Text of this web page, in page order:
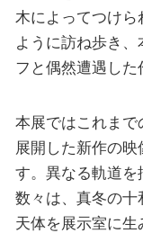
木によってつけ
ように訪ね歩き
フと偶然遭遇した
本展ではこれま
展開した新作の
す。異なる軌道
数々は、真冬の
天体を展示室に生